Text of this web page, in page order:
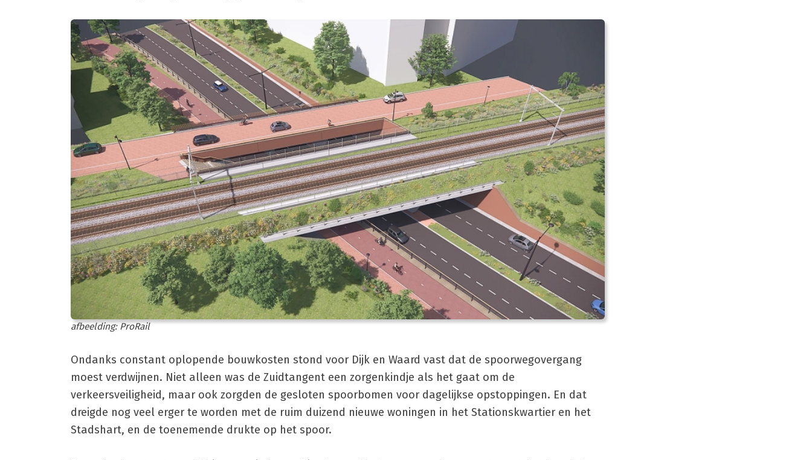
afbeelding: ProRail
Ondanks constant oplopende bouwkosten stond voor Dijk en Waard vast dat de spoorwegovergang
moest verdwijnen. Niet alleen was de Zuidtangent een zorgenkindje als het gaat om de
verkeersveiligheid, maar ook zorgden de gesloten spoorbomen voor dagelijkse opstoppingen. En dat
dreigde nog veel erger te worden met de ruim duizend nieuwe woningen in het Stationskwartier en het
Stadshart, en de toenemende drukte op het spoor.